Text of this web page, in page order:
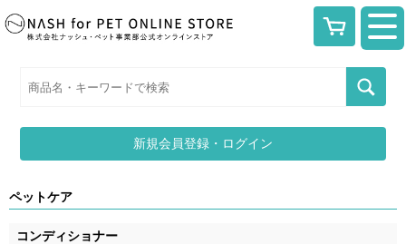
新規会員登録・ログイン
ペットケア
コンディショナー